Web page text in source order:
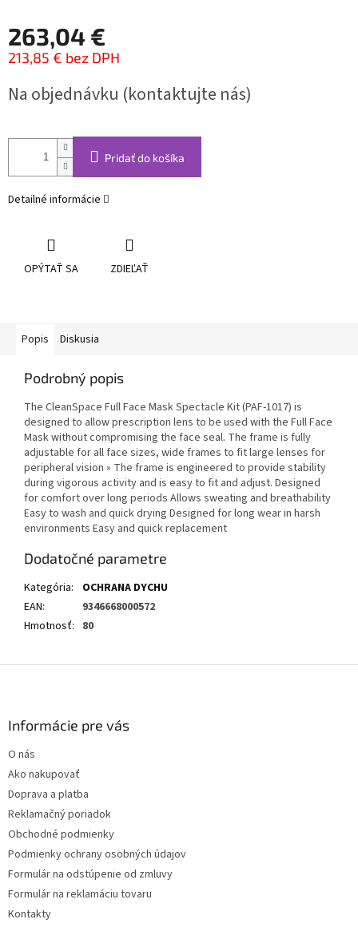
263,04 €
213,85 € bez DPH
cena:
Na objednávku (kontaktujte nás)
Pridať do košíka
Detailné informácie
OPÝTAŤ SA ZDIEĽAŤ
Popis Diskusia
Podrobný popis
The CleanSpace Full Face Mask Spectacle Kit (PAF-1017) is
designed to allow prescription lens to be used with the Full Face
Mask without compromising the face seal. The frame is fully
adjustable for all face sizes, wide frames to fit large lenses for
peripheral vision » The frame is engineered to provide stability
during vigorous activity and is easy to fit and adjust. Designed
for comfort over long periods Allows sweating and breathability
Easy to wash and quick drying Designed for long wear in harsh
environments Easy and quick replacement
Dodatočné parametre
Kategória:
OCHRANA DYCHU
EAN:
9346668000572
Hmotnosť: 80
Informácie pre vás
O nás
Ako nakupovať
Doprava a platba
Reklamačný poriadok
Obchodné podmienky
Podmienky ochrany osobných údajov
Formulár na odstúpenie od zmluvy
Formulár na reklamáciu tovaru
Kontakty